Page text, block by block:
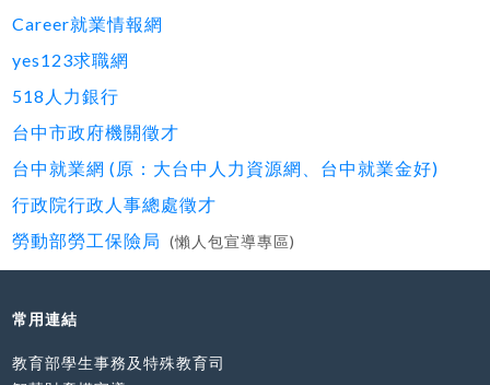
Career就業情報網
yes123求職網
518人力銀行
台中市政府機關徵才
台中就業網 (原：大台中人力資源網、台中就業金好)
行政院行政人事總處徵才
勞動部勞工保險局
(懶人包宣導專區)
常用連結
教育部學生事務及特殊教育司